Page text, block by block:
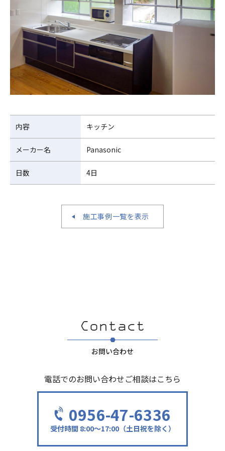
内容 キッチン
メーカー名 Panasonic
日数 4日
施工事例一覧を表示
お問い合わせ
電話でのお問い合わせご相談はこちら
0956-47-6336
受付時間 8:00～17:00（土日祝を除く）